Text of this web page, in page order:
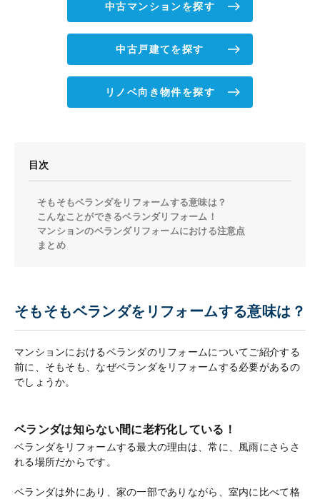
中古マンションを探す
中古戸建てを探す
リノベ向き物件を探す
目次
そもそもベランダをリフォームする意味は？
こんなことができるベランダリフォーム！
マンションのベランダリフォームにおける注意点
まとめ
そもそもベランダをリフォームする意味は？
マンションにおけるベランダのリフォームについてご紹介する
前に、そもそも、なぜベランダをリフォームする必要があるの
でしょうか。
ベランダは知らない間に老朽化している！
ベランダをリフォームする最大の理由は、常に、風雨にさらさ
れる場所だからです。
ベランダは外にあり、家の一部でありながら、室内に比べて格